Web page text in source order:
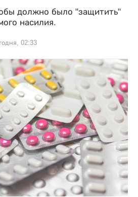
должно было "защитить"
насилия.
02:33